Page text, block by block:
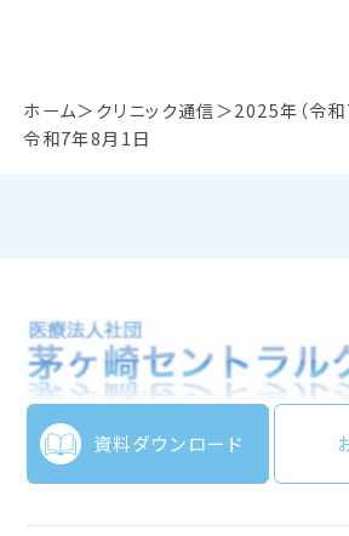
ホーム クリニック通信
2025年（令和
令和7年8月1日
資料ダウンロード